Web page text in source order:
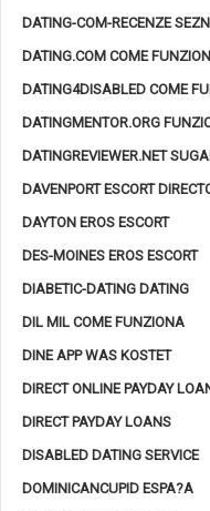
DATING-COM-RECENZE
DATING.COM COME
DATING4DISABLED COME
DATINGMENTOR.ORG
DATINGREVIEWER.NET
DAVENPORT ESCORT
DAYTON EROS ESCORT
DES-MOINES EROS ESCORT
DIABETIC-DATING DATING
DIL MIL COME FUNZIONA
DINE APP WAS KOSTET
DIRECT ONLINE PAYDAY
DIRECT PAYDAY LOANS
DISABLED DATING SERVICE
DOMINICANCUPID ESPA?A